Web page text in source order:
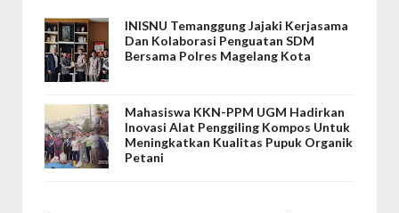
INISNU Temanggung Jajaki Kerjasama
Dan Kolaborasi Penguatan SDM
Bersama Polres Magelang Kota
Mahasiswa KKN-PPM UGM Hadirkan
Inovasi Alat Penggiling Kompos Untuk
Meningkatkan Kualitas Pupuk Organik
Petani